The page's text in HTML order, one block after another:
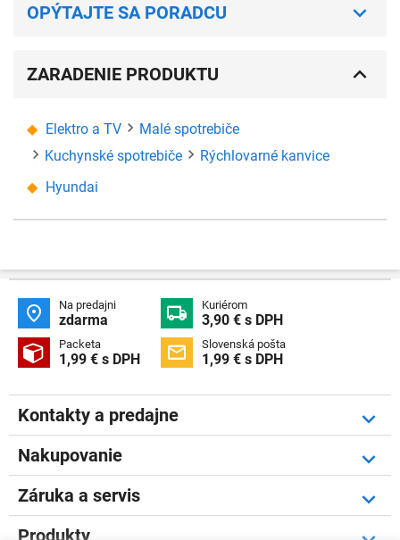
OPÝTAJTE SA PORADCU
ZARADENIE PRODUKTU
Elektro a TV
Malé spotrebiče
Kuchynské spotrebiče
Rýchlovarné kanvice
Hyundai
 Na predajni
zdarma  Kuriérom
3,90 € s DPH
 Packeta
1,99 € s DPH  Slovenská pošta
1,99 € s DPH
Kontakty a predajne
Nakupovanie
Záruka a servis
Produkty